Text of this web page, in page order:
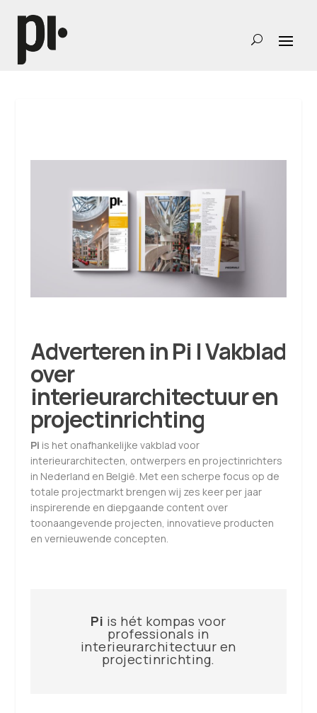
Adverteren in Pi | Vakblad
over
interieurarchitectuur en
projectinrichting
Pi is het onafhankelijke vakblad voor
interieurarchitecten, ontwerpers en projectinrichters
in Nederland en België. Met een scherpe focus op de
totale projectmarkt brengen wij zes keer per jaar
inspirerende en diepgaande content over
toonaangevende projecten, innovatieve producten
en vernieuwende concepten.
Pi is hét kompas voor
professionals in
interieurarchitectuur en
projectinrichting.